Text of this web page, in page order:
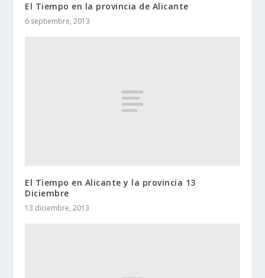
El Tiempo en la provincia de Alicante
6 septiembre, 2013
El Tiempo en Alicante y la provincia 13
Diciembre
13 diciembre, 2013